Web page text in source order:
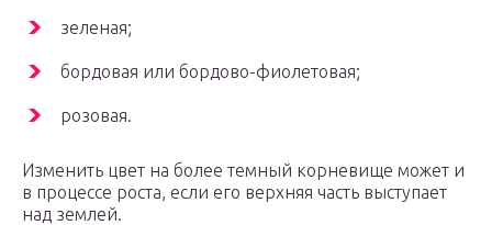
зеленая;
бордовая или бордово-фиолетовая;
розовая.
Изменить цвет на более темный корневище может и
в процессе роста, если его верхняя часть выступает
над землей.